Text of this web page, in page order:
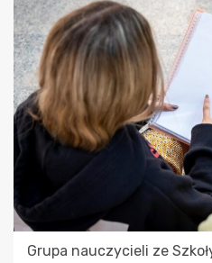
Grupa nauczycieli ze